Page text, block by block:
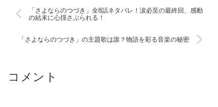
「さよならのつづき」全8話ネタバレ！涙必至の最終回、感動
の結末に心揺さぶられる！
「さよならのつづき」の主題歌は誰？物語を彩る音楽の秘密
コメント